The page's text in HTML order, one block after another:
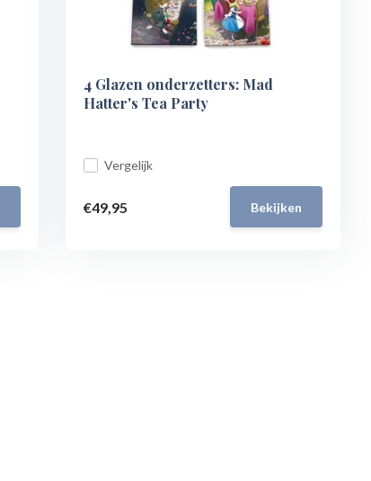
4 Glazen onderzetters: Mad
Hatter's Tea Party
Vergelijk
€49,95 Bekijken